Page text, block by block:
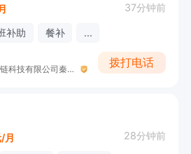
37分钟前
补助 餐补 ...
河北京东信成供应链科技有限公司秦皇岛孟营营业部
拨打电话
月 28分钟前